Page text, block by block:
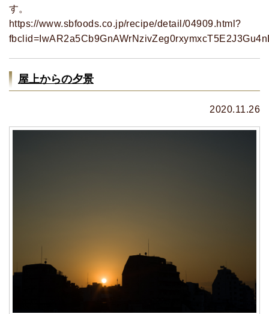
す。
https://www.sbfoods.co.jp/recipe/detail/04909.html?
屋上からの夕景
2020.11.26